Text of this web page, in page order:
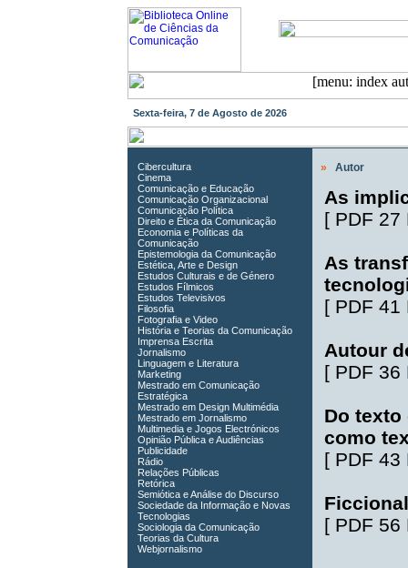
Sexta-feira, 7 de Agosto de 2026
Cibercultura
Cinema
Comunicação e Educação
Comunicação Organizacional
Comunicação Política
Direito e Ética da Comunicação
Economia e Políticas da
Comunicação
Epistemologia da Comunicação
Estética, Arte e Design
Estudos Culturais e de Género
Estudos Fílmicos
Estudos Televisivos
Filosofia
Fotografia e Video
História e Teorias da Comunicação
Imprensa Escrita
Jornalismo
Linguagem e Literatura
Marketing
Mestrado em Comunicação
Estratégica
Mestrado em Design Multimédia
Mestrado em Jornalismo
Multimedia e Jogos Electrónicos
Opinião Pública e Audiências
Publicidade
Rádio
Relações Públicas
Retórica
Semiótica e Análise do Discurso
Sociedade da Informação e Novas
Tecnologias
Sociologia da Comunicação
Teorias da Cultura
Webjornalismo
» Autor
As
[ PDF 27
As
[ PDF 41
Autour
[ PDF 36
Do texto
como
[ PDF 43
[ PDF 56